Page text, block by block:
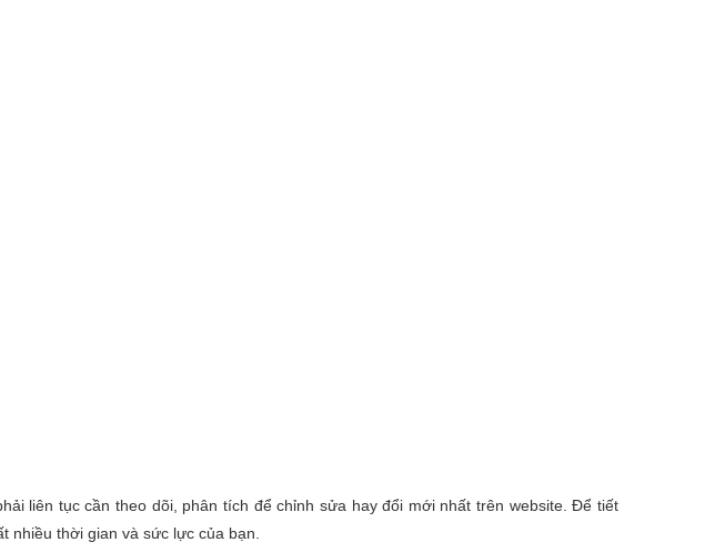
liên tục cần theo dõi, phân tích để chỉnh sửa hay đổi mới nhất trên website. Để tiết
nhiều thời gian và sức lực của bạn.